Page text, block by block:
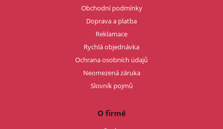
Obchodní podmínky
Doprava a platba
Reklamace
Rychlá objednávka
Ochrana osobních údajů
Neomezená záruka
Slovník pojmů
O firmě